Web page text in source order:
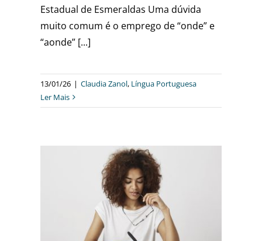
Estadual de Esmeraldas Uma dúvida
muito comum é o emprego de “onde” e
“aonde” [...]
13/01/26 | Claudia Zanol, Língua Portuguesa
Ler Mais